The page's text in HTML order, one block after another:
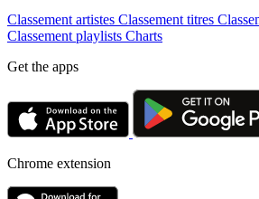
Classement artistes Classement titres
Classement playlists Charts
Get the apps
Chrome extension